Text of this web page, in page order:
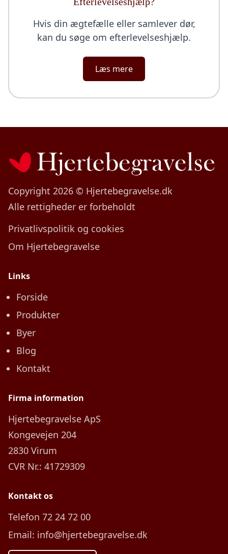
Hvis din ægtefælle eller samlever dør,
kan du søge om efterlevelseshjælp.
Læs mere
Copyright 2026 © Hjertebegravelse.dk
Alle rettigheder er forbeholdt
Privatlivspolitik og cookies
Om Hjertebegravelse
Links
Forside
Produkter
Byer
Blog
Kontakt
Firma information
Hjertebegravelse ApS
Kongevejen 204
2830 Virum
CVR Nr.: 41729309
Kontakt os
Telefon 72 24 72 00
Email: info@hjertebegravelse.dk